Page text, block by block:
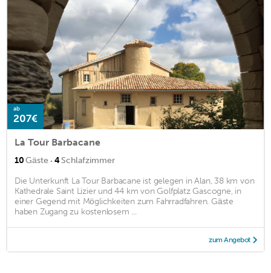
ab
207€
La Tour Barbacane
10Gäste · 4Schlafzimmer
Die Unterkunft La Tour Barbacane ist gelegen in Alan, 38 km von
Kathedrale Saint Lizier und 44 km von Golfplatz Gascogne, in
einer Gegend mit Möglichkeiten zum Fahrradfahren. Gäste
haben Zugang zu kostenlosem ...
zum Angebot